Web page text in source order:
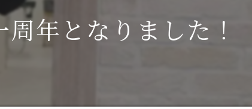
⾍⻭治療
周年となりました！